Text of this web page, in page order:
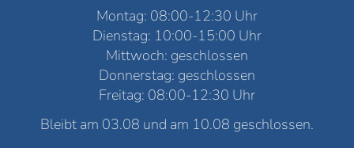
Montag: 08:00-12:30 Uhr
Dienstag: 10:00-15:00 Uhr
Mittwoch: geschlossen
Donnerstag: geschlossen
Freitag: 08:00-12:30 Uhr
Bleibt am 03.08 und am 10.08 geschlossen.